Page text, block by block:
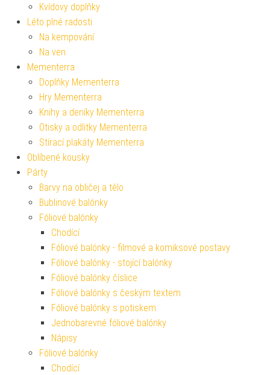
Kvídovy doplňky
Léto plné radosti
Na kempování
Na ven
Mementerra
Doplňky Mementerra
Hry Mementerra
Knihy a deníky Mementerra
Otisky a odlitky Mementerra
Stírací plakáty Mementerra
Oblíbené kousky
Párty
Barvy na obličej a tělo
Bublinové balónky
Fóliové balónky
Chodící
Fóliové balónky - filmové a komiksové postavy
Fóliové balónky - stojící balónky
Fóliové balónky číslice
Fóliové balónky s českým textem
Fóliové balónky s potiskem
Jednobarevné fóliové balónky
Nápisy
Fóliové balónky
Chodící